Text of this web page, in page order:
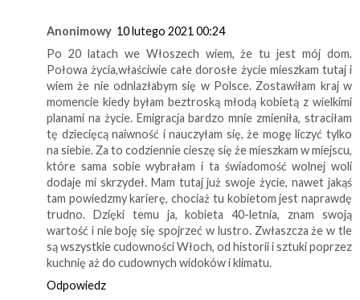
Anonimowy 10 lutego 2021 00:24
Po 20 latach we Włoszech wiem, że tu jest mój dom.
Połowa życia,właściwie całe dorosłe życie mieszkam tutaj i
wiem że nie odnlazłabym się w Polsce. Zostawiłam kraj w
momencie kiedy byłam beztroską młodą kobietą z wielkimi
planami na życie. Emigracja bardzo mnie zmieniła, straciłam
tę dziecięcą naiwność i nauczyłam się, że mogę liczyć tylko
na siebie. Za to codziennie cieszę się że mieszkam w miejscu,
które sama sobie wybrałam i ta świadomość wolnej woli
dodaje mi skrzydeł. Mam tutaj już swoje życie, nawet jakąś
tam powiedzmy karierę, chociaż tu kobietom jest naprawdę
trudno. Dzięki temu ja, kobieta 40-letnia, znam swoją
wartość i nie boję się spojrzeć w lustro. Zwłaszcza że w tle
są wszystkie cudowności Włoch, od historii i sztuki poprzez
kuchnię aż do cudownych widoków i klimatu.
Odpowiedz